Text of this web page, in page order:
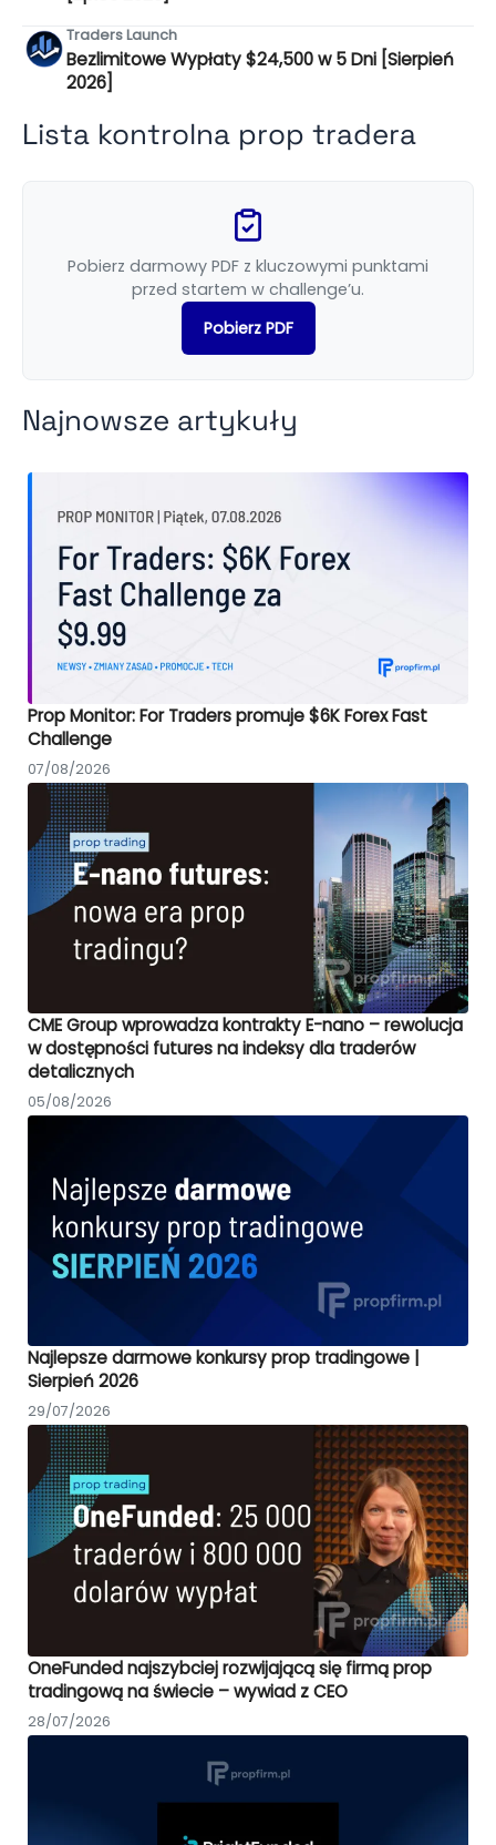
Traders Launch
Bezlimitowe Wypłaty $24,500 w 5 Dni [Sierpień
2026]
Lista kontrolna prop tradera
Pobierz darmowy PDF z kluczowymi punktami
przed startem w challenge’u.
Pobierz PDF
Najnowsze artykuły
Prop Monitor: For Traders promuje $6K Forex Fast
Challenge
07/08/2026
CME Group wprowadza kontrakty E-nano – rewolucja
w dostępności futures na indeksy dla traderów
detalicznych
05/08/2026
Najlepsze darmowe konkursy prop tradingowe |
Sierpień 2026
29/07/2026
OneFunded najszybciej rozwijającą się firmą prop
tradingową na świecie – wywiad z CEO
28/07/2026